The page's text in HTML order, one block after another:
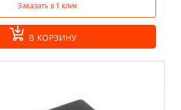
Заказать в 1 клик
В КОРЗИНУ